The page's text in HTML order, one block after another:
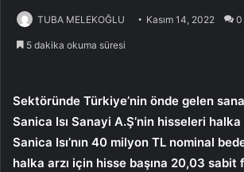
TUBA MELEKOĞLU Kasım 14, 2022 0
5 dakika okuma süresi
Sektöründe Türkiye’nin önde gelen
Sanica Isı Sanayi A.Ş’nin hisseleri
Sanica Isı’nın 40 milyon TL nominal
halka arzı için hisse başına 20,03